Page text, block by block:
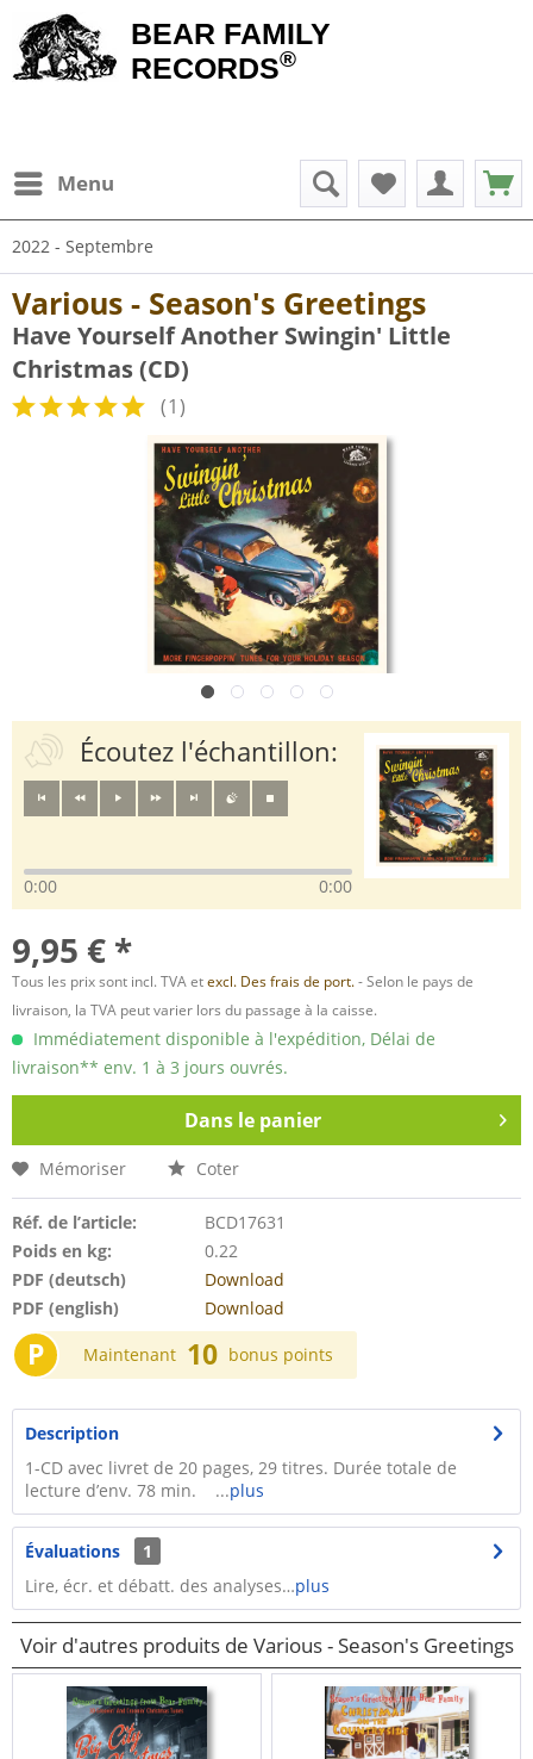
BEAR FAMILY
RECORDS®
Menu
2022 - Septembre
Various - Season's Greetings
Have Yourself Another Swingin' Little
Christmas (CD)
(1)
Écoutez l'échantillon:
0:00 0:00
9,95 € *
Tous les prix sont incl. TVA etexcl. Des frais de port.- Selon le pays de
livraison, la TVA peut varier lors du passage à la caisse.
Immédiatement disponible à l'expédition, Délai de
livraison** env. 1 à 3 jours ouvrés.
Dans le panier
Mémoriser Coter
Réf. de l’article:
BCD17631
Poids en kg:
0.22
PDF (deutsch)
Download
PDF (english)
Download
P Maintenant 10 bonus points
Description
1-CD avec livret de 20 pages, 29 titres. Durée totale de
lecture d’env. 78 min. ...plus
Évaluations
1
Lire, écr. et débatt. des analyses…plus
Voir d'autres produits de Various - Season's Greetings